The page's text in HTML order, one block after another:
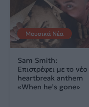
Μουσικά Νέα
Sam Smith:
Επιστρέφει με το νέο
heartbreak anthem
«When he’s gone»